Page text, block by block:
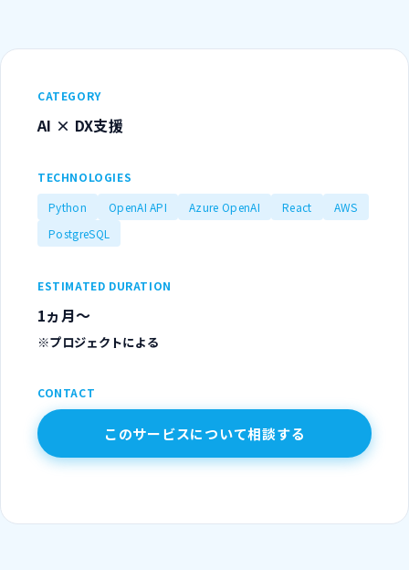
CATEGORY
AI × DX支援
TECHNOLOGIES
Python
OpenAI API Azure OpenAI React
AWS
PostgreSQL
ESTIMATED DURATION
1ヵ月～
※プロジェクトによる
CONTACT
このサービスについて相談する